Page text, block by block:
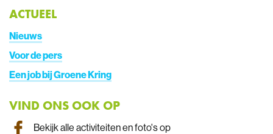
ACTUEEL
Nieuws
Voor de pers
Een job bij Groene Kring
VIND ONS OOK OP
Bekijk alle activiteiten en foto's op